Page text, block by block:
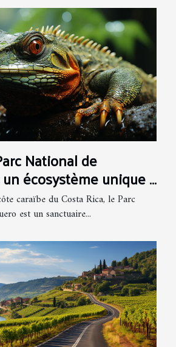
National de
écosystème unique à
la côte Caraïbe du
caraïbe du Costa Rica, le Parc
est un sanctuaire...